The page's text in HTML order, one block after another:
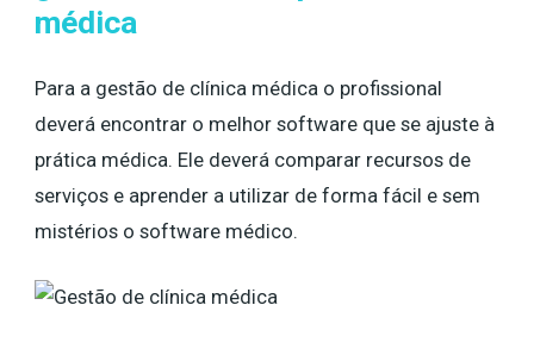
médica
Para a gestão de clínica médica o profissional
deverá encontrar o melhor software que se ajuste à
prática médica. Ele deverá comparar recursos de
serviços e aprender a utilizar de forma fácil e sem
mistérios o software médico.